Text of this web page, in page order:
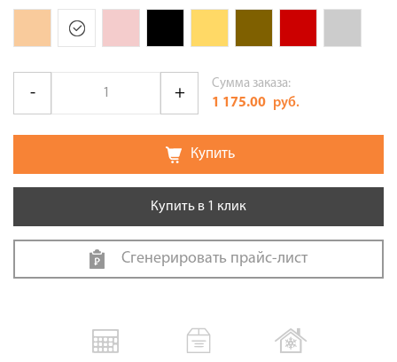
Сумма заказа:
1 175.00 руб.
Купить
Купить в 1 клик
Сгенерировать прайс-лист